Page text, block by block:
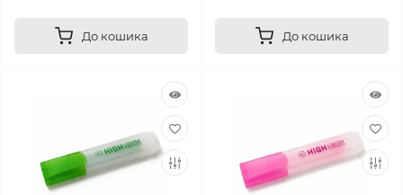
До кошика До кошика